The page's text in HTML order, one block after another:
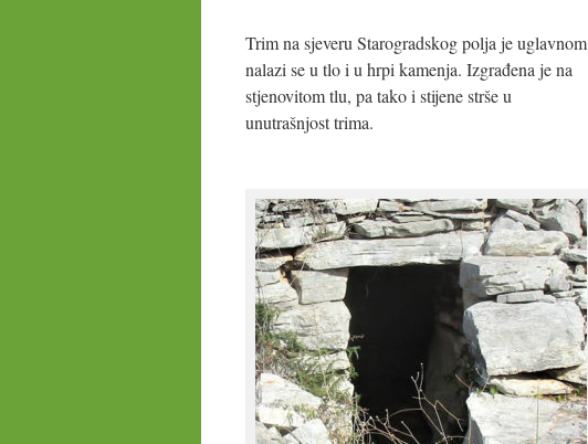
Trim na sjeveru Starogradskog polja je uglavnom
nalazi se u tlo i u hrpi kamenja. Izgrađena je na
stjenovitom tlu, pa tako i stijene strše u
unutrašnjost trima.